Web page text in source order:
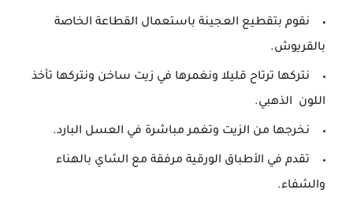
نقوم بتقطيع العجينة باستعمال القطاعة الخاصة
بالقريوش.
نتركها ترتاح قليلا ونغمرها في زيت ساخن ونتركها تأخذ
اللون الذهبي.
نخرجها من الزيت وتغمر مباشرة في العسل البارد.
تقدم في الأطباق الورقية مرفقة مع الشاي بالهناء
والشفاء.